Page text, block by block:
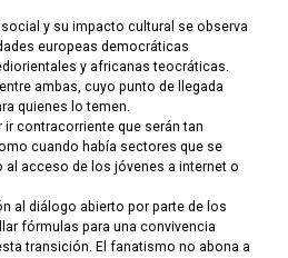
y su impacto cultural se observa
europeas democráticas
y africanas teocráticas.
ambas, cuyo punto de llegada
quienes lo temen.
ir contracorriente que serán tan
cuando había sectores que se
acceso de los jóvenes a internet o
al diálogo abierto por parte de los
fórmulas para una convivencia
transición. El fanatismo no abona a